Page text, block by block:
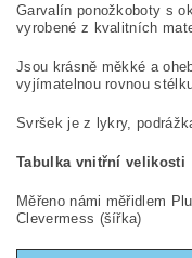
Garvalín ponožkoboty s
vyrobené z kvalitních
Jsou krásně měkké a
vyjímatelnou rovnou
Svršek je z lykry,
Tabulka vnitřní velikosti
Měřeno námi měřidlem
Clevermess (šířka)